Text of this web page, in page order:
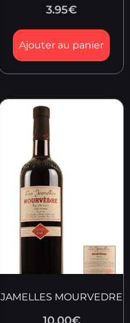
3.95€
Ajouter au panier
JAMELLES MOURVEDRE